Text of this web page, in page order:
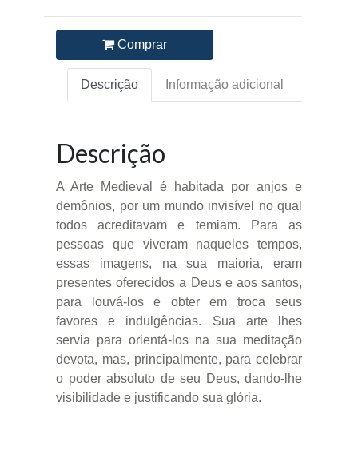
Comprar
Descrição Informação adicional
Descrição
A Arte Medieval é habitada por anjos e
demônios, por um mundo invisível no qual
todos acreditavam e temiam. Para as
pessoas que viveram naqueles tempos,
essas imagens, na sua maioria, eram
presentes oferecidos a Deus e aos santos,
para louvá-los e obter em troca seus
favores e indulgências. Sua arte lhes
servia para orientá-los na sua meditação
devota, mas, principalmente, para celebrar
o poder absoluto de seu Deus, dando-lhe
visibilidade e justificando sua glória.